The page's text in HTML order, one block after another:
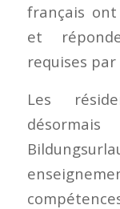
français
et
requises
Les